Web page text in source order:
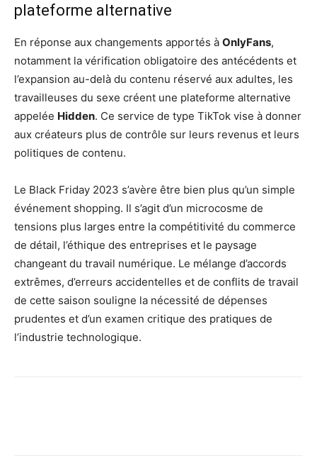
plateforme alternative
En réponse aux changements apportés à OnlyFans,
notamment la vérification obligatoire des antécédents et
l’expansion au-delà du contenu réservé aux adultes, les
travailleuses du sexe créent une plateforme alternative
appelée Hidden. Ce service de type TikTok vise à donner
aux créateurs plus de contrôle sur leurs revenus et leurs
politiques de contenu.
Le Black Friday 2023 s’avère être bien plus qu’un simple
événement shopping. Il s’agit d’un microcosme de
tensions plus larges entre la compétitivité du commerce
de détail, l’éthique des entreprises et le paysage
changeant du travail numérique. Le mélange d’accords
extrêmes, d’erreurs accidentelles et de conflits de travail
de cette saison souligne la nécessité de dépenses
prudentes et d’un examen critique des pratiques de
l’industrie technologique.